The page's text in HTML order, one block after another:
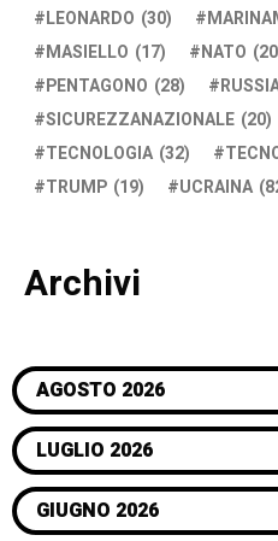
LEONARDO (30)
MASIELLO (17) NATO
PENTAGONO (28)
SICUREZZANAZIONALE (20)
TECNOLOGIA (32)
TRUMP (19) UCRAINA
Archivi
AGOSTO 2026
LUGLIO 2026
GIUGNO 2026